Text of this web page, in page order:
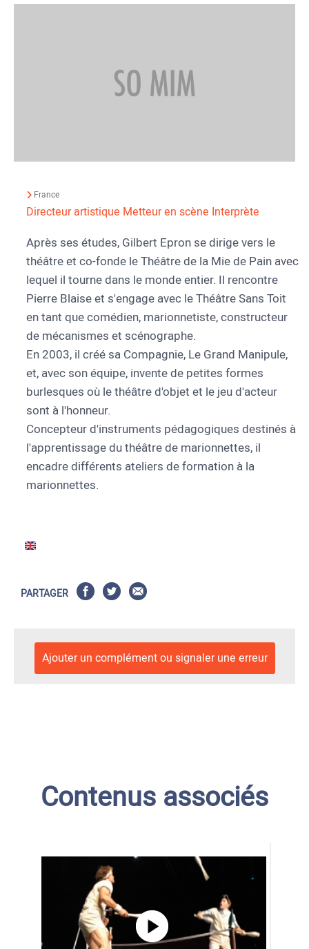
France
Directeur artistique Metteur en scène Interprète
Après ses études, Gilbert Epron se dirige vers le
théâtre et co-fonde le Théâtre de la Mie de Pain avec
lequel il tourne dans le monde entier. Il rencontre
Pierre Blaise et s'engage avec le Théâtre Sans Toit
en tant que comédien, marionnetiste, constructeur
de mécanismes et scénographe.
En 2003, il créé sa Compagnie, Le Grand Manipule,
et, avec son équipe, invente de petites formes
burlesques où le théâtre d'objet et le jeu d'acteur
sont à l'honneur.
Concepteur d'instruments pédagogiques destinés à
l'apprentissage du théâtre de marionnettes, il
encadre différents ateliers de formation à la
marionnettes.
PARTAGER
Ajouter un complément ou signaler une erreur
Contenus associés